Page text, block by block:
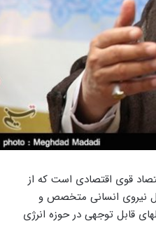
قوی اقتصادی است که از
مثل نیروی انسانی متخصص و
قابل توجهی در حوزه انرژی